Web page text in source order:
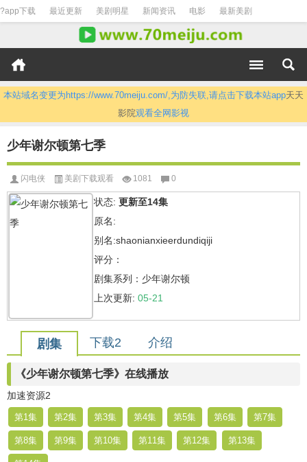
?app下载 最近更新 美剧明星 新闻资讯 电影 最新美剧
本站域名变更为https://www.70meiju.com/,为防失联,请点击下载本站app天天
影院观看全网影视
少年谢尔顿第七季
闪电侠 美剧下载观看 1081 0
状态: 更新至14集
原名:
别名:shaonianxieerdundiqiji
评分：
剧集系列：少年谢尔顿
上次更新: 05-21
剧集 下载2 介绍
《少年谢尔顿第七季》在线播放
加速资源2
第1集 第2集 第3集 第4集 第5集 第6集 第7集
第8集 第9集 第10集 第11集 第12集 第13集